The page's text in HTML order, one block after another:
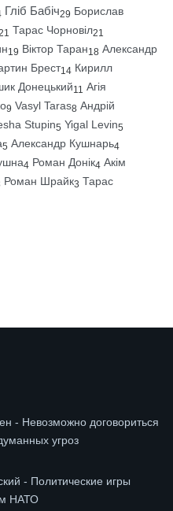
Гліб Бабіч29 Борислав
Тарас Чорновіл21
19 Віктор Таран18 Александр
Брест14 Кирилл
Донецький11 Агія
9 Vasyl Taras8 Андрій
Stupin5 Yigal Levin5
5 Александр Кушнарь4
4 Роман Донік4 Акім
Роман Шрайк3 Тарас
- Невозможно договориться
угроз
- Политические игры
НАТО